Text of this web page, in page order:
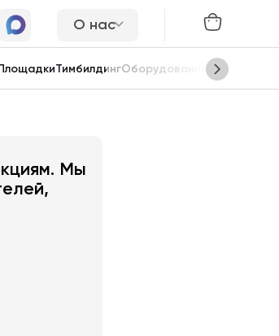
О нас
ПлощадкиТимбилдингОборудование Сцены
Мы